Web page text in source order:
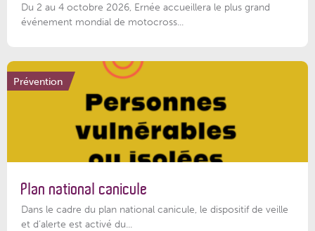
Du 2 au 4 octobre 2026, Ernée accueillera le plus grand
événement mondial de motocross...
Prévention
Plan national canicule
Dans le cadre du plan national canicule, le dispositif de veille
et d’alerte est activé du...